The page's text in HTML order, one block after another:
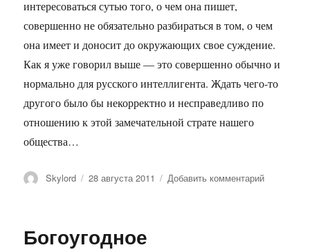
интересоваться сутью того, о чем она пишет,
совершенно не обязательно разбираться в том, о чем
она имеет и доносит до окружающих свое суждение.
Как я уже говорил выше — это совершенно обычно и
нормально для русского интеллигента. Ждать чего-то
другого было бы некорректно и несправедливо по
отношению к этой замечательной страте нашего
общества…
Автор
Skylord Опубликовано
28 августа 2011 Добавить комментарийк
Богоугодное